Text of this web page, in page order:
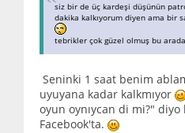
siz bir de üç kardeşi düşünün
dakika kalkıyorum diyen ama bir
tebrikler çok güzel olmuş bu arada
Seninki 1 saat benim
uyuyana kadar kalkmıyor
oyun oynıycan di mi?"
Facebook'ta.